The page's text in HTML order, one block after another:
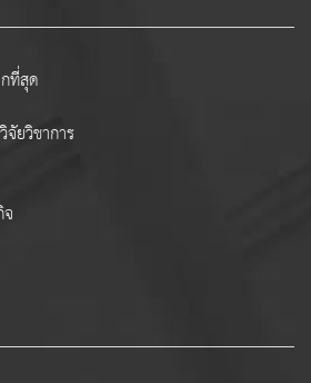
ที่สุด
ยวิชาการ